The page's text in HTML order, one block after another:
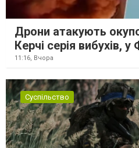
Дрони атакують
Керчі серія вибухів,
11:16, Вчора
Суспільство